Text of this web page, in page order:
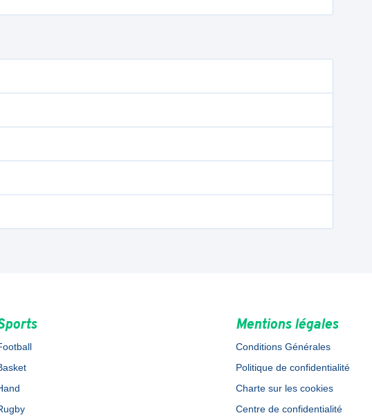
Mentions légales
Conditions Générales
Politique de confidentialité
Charte sur les cookies
Centre de confidentialité